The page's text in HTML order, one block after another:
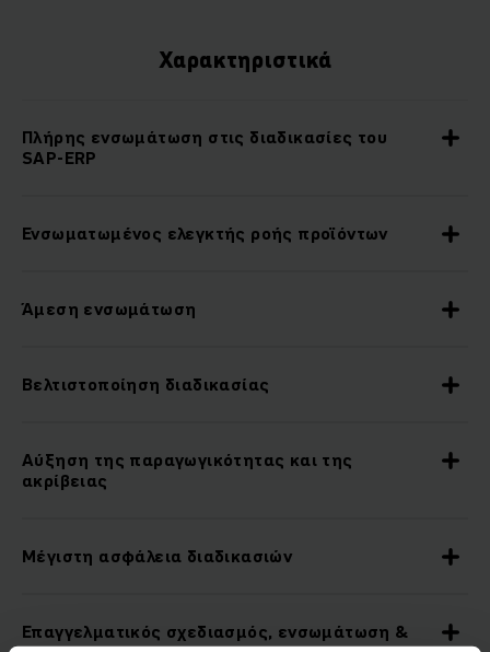
Χαρακτηριστικά
Πλήρης ενσωμάτωση στις διαδικασίες του
SAP-ERP
Ενσωματωμένος ελεγκτής ροής προϊόντων
Άμεση ενσωμάτωση
Βελτιστοποίηση διαδικασίας
Αύξηση της παραγωγικότητας και της
ακρίβειας
Μέγιστη ασφάλεια διαδικασιών
Επαγγελματικός σχεδιασμός, ενσωμάτωση &